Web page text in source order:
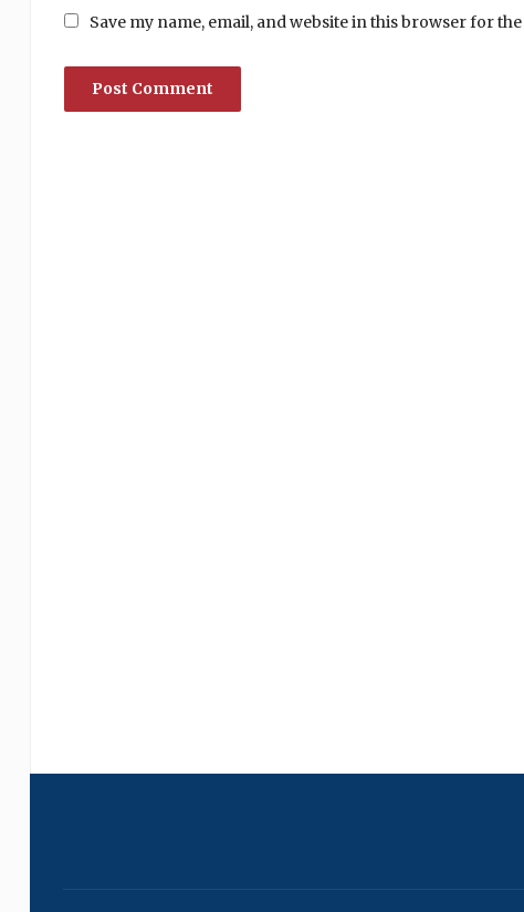
Save my name, email, and website in this browser for